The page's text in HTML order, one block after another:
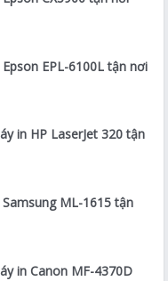
EPL-6100L tận nơi
in HP LaserJet 320 tận
ML-1615 tận
in Canon MF-4370D